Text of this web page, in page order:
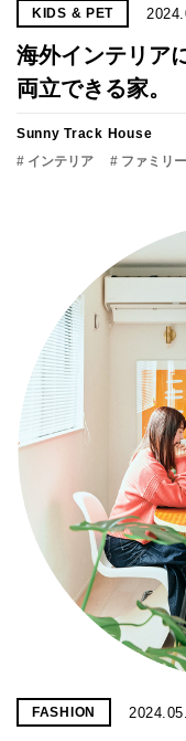
KIDS & PET
海外インテリア
両立できる家。
Sunny Track House
# インテリア
# ファミリー
FASHION